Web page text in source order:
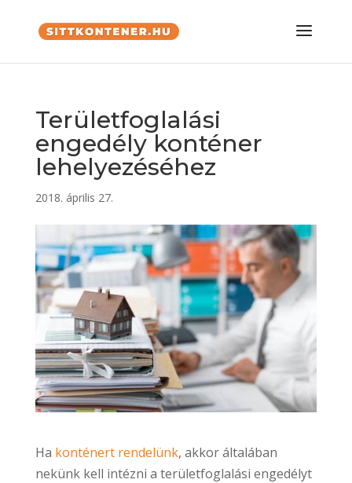
Területfoglalási
engedély konténer
lehelyezéséhez
2018. április 27.
Ha konténert rendelünk, akkor általában
nekünk kell intézni a területfoglalási engedélyt